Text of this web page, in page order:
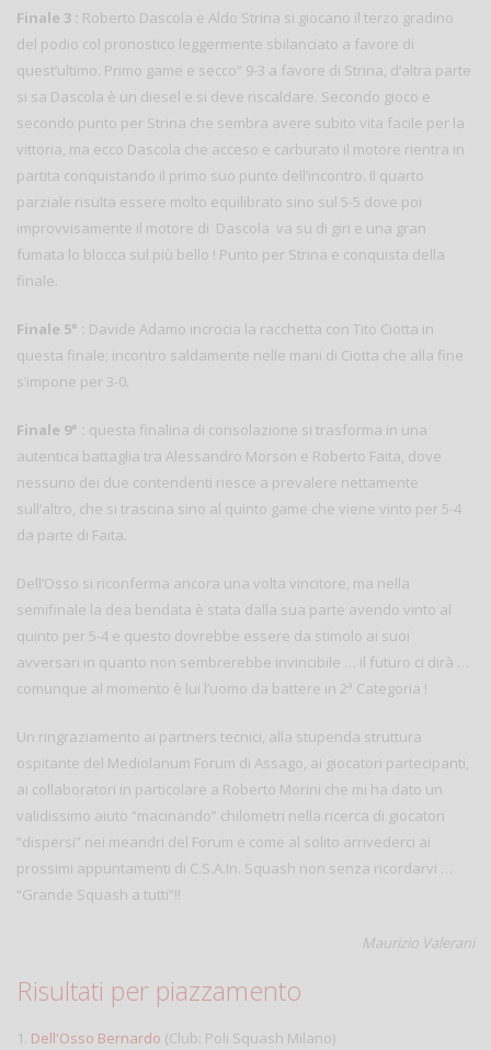
Finale 3 : Roberto Dascola e Aldo Strina si giocano il terzo gradino
del podio col pronostico leggermente sbilanciato a favore di
quest’ultimo. Primo game e secco” 9-3 a favore di Strina, d’altra parte
si sa Dascola è un diesel e si deve riscaldare. Secondo gioco e
secondo punto per Strina che sembra avere subito vita facile per la
vittoria, ma ecco Dascola che acceso e carburato il motore rientra in
partita conquistando il primo suo punto dell’incontro. Il quarto
parziale risulta essere molto equilibrato sino sul 5-5 dove poi
improvvisamente il motore di Dascola va su di giri e una gran
fumata lo blocca sul più bello ! Punto per Strina e conquista della
finale.
Finale 5° : Davide Adamo incrocia la racchetta con Tito Ciotta in
questa finale; incontro saldamente nelle mani di Ciotta che alla fine
s’impone per 3-0.
Finale 9° : questa finalina di consolazione si trasforma in una
autentica battaglia tra Alessandro Morson e Roberto Faita, dove
nessuno dei due contendenti riesce a prevalere nettamente
sull’altro, che si trascina sino al quinto game che viene vinto per 5-4
da parte di Faita.
Dell’Osso si riconferma ancora una volta vincitore, ma nella
semifinale la dea bendata è stata dalla sua parte avendo vinto al
quinto per 5-4 e questo dovrebbe essere da stimolo ai suoi
avversari in quanto non sembrerebbe invincibile … il futuro ci dirà …
comunque al momento è lui l’uomo da battere in 2a Categoria !
Un ringraziamento ai partners tecnici, alla stupenda struttura
ospitante del Mediolanum Forum di Assago, ai giocatori partecipanti,
ai collaboratori in particolare a Roberto Morini che mi ha dato un
validissimo aiuto “macinando” chilometri nella ricerca di giocatori
“dispersi” nei meandri del Forum e come al solito arrivederci ai
prossimi appuntamenti di C.S.A.In. Squash non senza ricordarvi …
“Grande Squash a tutti”!!
Maurizio Valerani
Risultati per piazzamento
1. Dell'Osso Bernardo (Club: Poli Squash Milano)